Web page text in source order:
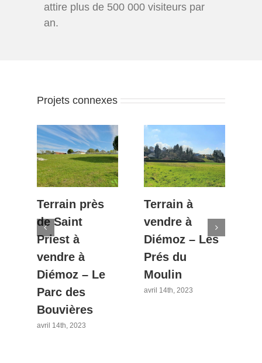
attire plus de 500 000 visiteurs par
an.
Projets connexes
Terrain près
de Saint
Priest à
vendre à
Diémoz – Le
Parc des
Bouvières
avril 14th, 2023
Terrain à
vendre à
Diémoz – Les
Prés du
Moulin
avril 14th, 2023